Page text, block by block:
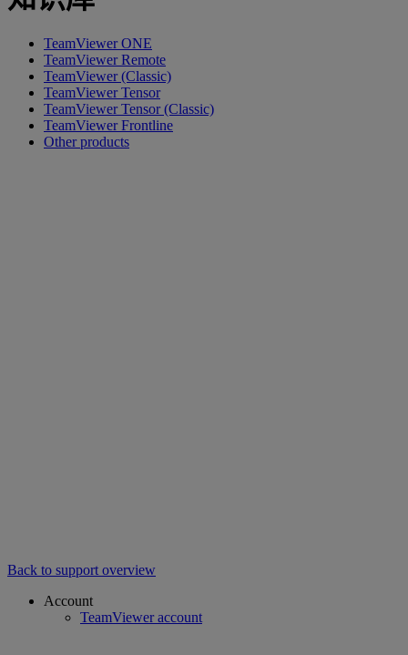
TeamViewer ONE
TeamViewer Remote
TeamViewer (Classic)
TeamViewer Tensor
TeamViewer Tensor (Classic)
TeamViewer Frontline
Other products
Back to support overview
Account
TeamViewer account